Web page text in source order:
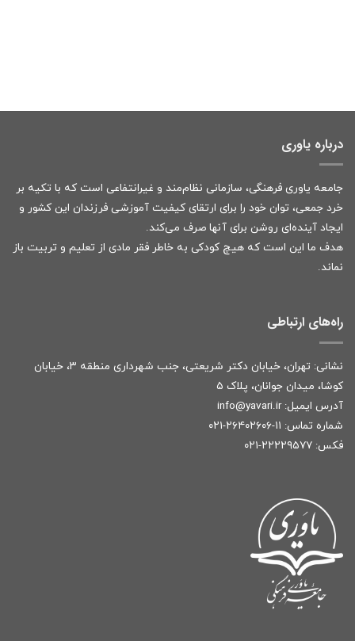
درباره یاوری
جامعه یاوری فرهنگی، سازمانی نظام‌مند و غیرانتفاعی است که با تکیه بر
خرد جمعی، توان خود را برای ارتقای کیفیت آموزشی فرزندان این کشور و
ایجاد آینده‌ای روشن برای آنها صرف می‌کند.
هدف ما این است که هیچ کودکی به خاطر فقر مادی از تعلیم و تربیت باز
نماند.
راه‌های ارتباطی
نشانی: تهران، خیابان دکتر شریعتی، جنب شهرداری منطقه ۳، خیابان
کوشا، میدان جوانان، پلاک ۵
آدرس ایمیل: info@yavari.ir
شماره تماس: ۱۱-۲۶۴۰۲۶۰۶-۰۲۱
فکس: ۲۲۲۲۹۵۷۷-۰۲۱